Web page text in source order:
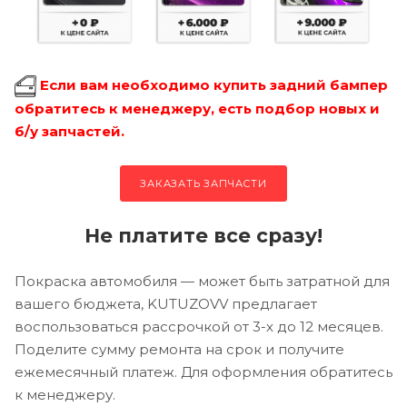
Если вам необходимо купить задний бампер
обратитесь к менеджеру, есть подбор новых и
б/у запчастей.
ЗАКАЗАТЬ ЗАПЧАСТИ
Не платите все сразу!
Покраска автомобиля — может быть затратной для
вашего бюджета, KUTUZOVV предлагает
воспользоваться рассрочкой от 3-х до 12 месяцев.
Поделите сумму ремонта на срок и получите
ежемесячный платеж. Для оформления обратитесь
к менеджеру.